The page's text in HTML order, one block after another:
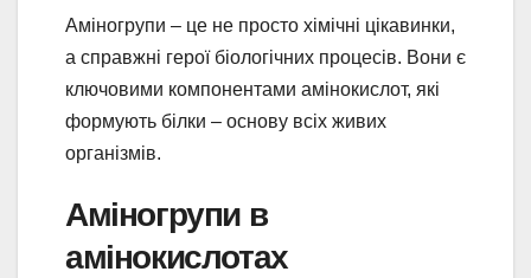
Аміногрупи – це не просто хімічні цікавинки,
а справжні герої біологічних процесів. Вони є
ключовими компонентами амінокислот, які
формують білки – основу всіх живих
організмів.
Аміногрупи в
амінокислотах